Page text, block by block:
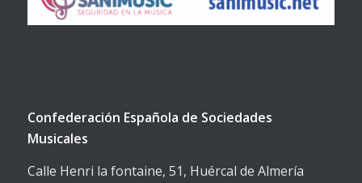
Confederación Española de Sociedades
Musicales
Calle Henri la fontaine, 51, Huércal de Almería